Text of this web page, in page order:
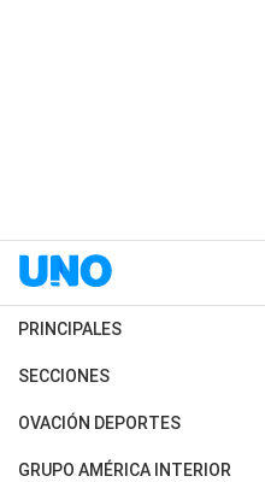
PRINCIPALES
Últimas Noticias
Política
SECCIONES
Horóscopo
Motores
OVACIÓN DEPORTES
Fútbol
GRUPO AMÉRICA INTERIOR